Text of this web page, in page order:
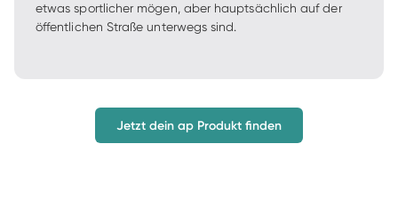
etwas sportlicher mögen, aber hauptsächlich auf der
öffentlichen Straße unterwegs sind.
Jetzt dein ap Produkt finden